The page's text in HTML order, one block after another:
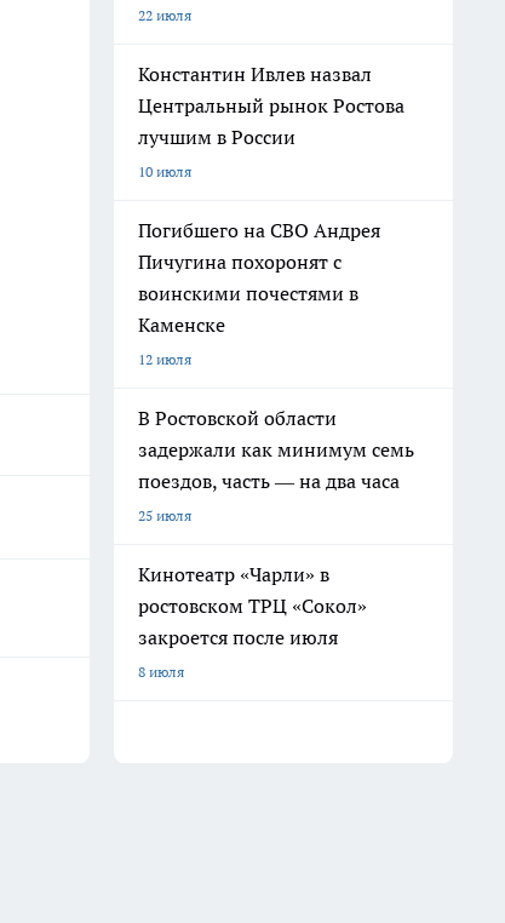
22 июля
Константин Ивлев назвал
Центральный рынок Ростова
лучшим в России
10 июля
Погибшего на СВО Андрея
Пичугина похоронят с
воинскими почестями в
Каменске
12 июля
В Ростовской области
задержали как минимум семь
поездов, часть — на два часа
25 июля
Кинотеатр «Чарли» в
ростовском ТРЦ «Сокол»
закроется после июля
8 июля